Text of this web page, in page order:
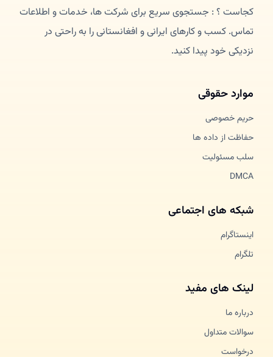
کجاست ؟ : جستجوی سریع برای شرکت ها، خدمات و اطلاعات
تماس. کسب و کارهای ایرانی و افغانستانی را به راحتی در
نزدیکی خود پیدا کنید.
موارد حقوقی
حریم خصوصی
حفاظت از داده ها
سلب مسئولیت
DMCA
شبکه های اجتماعی
اینستاگرام
تلگرام
لینک های مفید
درباره ما
سوالات متداول
درخواست